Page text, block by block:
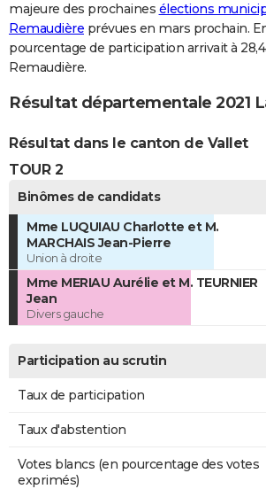
majeure des prochaines élections
Remaudière prévues en mars prochain.
pourcentage de participation arrivait à
Remaudière.
Résultat départementale 2021
Résultat dans le canton de Vallet
TOUR 2
Binômes de candidats
Mme LUQUIAU Charlotte et M.
MARCHAIS Jean-Pierre
Union à droite
Mme MERIAU Aurélie et M. TEURNIER
Jean
Divers gauche
Participation au scrutin
Taux de participation
Taux d'abstention
Votes blancs (en pourcentage des votes
exprimés)